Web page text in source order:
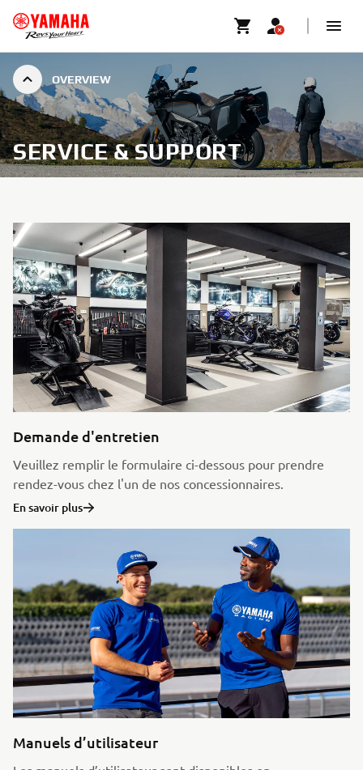
OVERVIEW
SERVICE & SUPPORT
Demande d'entretien
Veuillez remplir le formulaire ci-dessous pour prendre
rendez-vous chez l'un de nos concessionnaires.
En savoir plus
Manuels d’utilisateur